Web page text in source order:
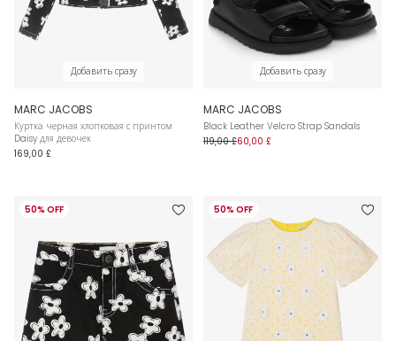
Добавить сразу
MARC JACOBS
Куртка черная хлопковая с принтом
Daisy для девочек
169,00 £
Добавить сразу
MARC JACOBS
Black Leather Velcro Strap Sandals
119,00 £60,00 £
50% OFF 50% OFF